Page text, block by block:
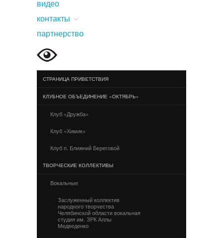
видео
контакты
партнерство
СТРАНИЦА ПРИВЕТСТВИЯ
КЛУБНОЕ ОБЪЕДИНЕНИЕ «ОКТЯБРЬ»
Клуб «Дружба»
Клуб «Химик»
Клуб п. Ближний Береговой
ТВОРЧЕСКИЕ КОЛЛЕКТИВЫ
Вокальные
Заслуженный коллектив
народного творчества
Челябинской области вокальная
студия им. ЗРК Аллы
Медведенко